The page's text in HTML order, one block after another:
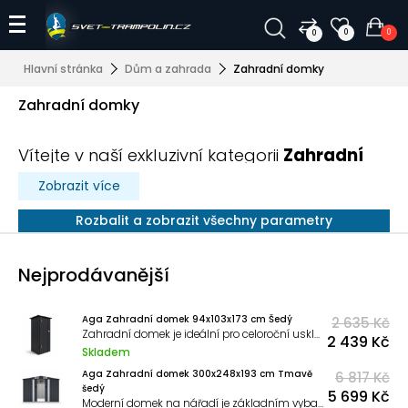
0 0 0
Hlavní stránka Dům a zahrada Zahradní domky
Zahradní domky
Vítejte v naší exkluzivní kategorii Zahradní
domky, kde najdete širokou škálu kvalitních
a stylových zahradních domků, které
promění vaši zahradu v oázu klidu a
řešení, místo pro relaxaci nebo prostor pro
ideální volbou pro každého zahradníka a
milovníka venkovního prostoru.
Proč si pořídit zahradní domek?
Zobrazit více
Rozbalit a zobrazit všechny parametry
Nejprodávanější
Aga Zahradní domek 94x103x173 cm Šedý
Zahradní domek je ideální pro celoroční uskladnění zahradního nářadí, nábytku, sekaček, křovinořezů, jízdních kol, příslušenství k bazénu a dalších věcí.
Skladem
2 635 Kč
2 439 Kč
Aga Zahradní domek 300x248x193 cm Tmavě
šedý
Moderní domek na nářadí je základním vybavením zahrady.
6 817 Kč
5 699 Kč